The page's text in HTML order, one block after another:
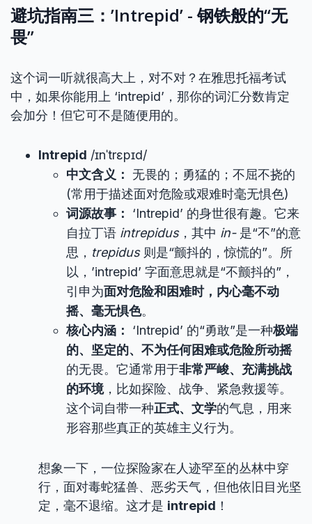
避坑指南三：’Intrepid’ - 钢铁般的“无
畏”
这个词一听就很高大上，对不对？在雅思托福考试
中，如果你能用上 ‘intrepid’，那你的词汇分数肯定
会加分！但它可不是随便用的。
Intrepid /ɪnˈtrɛpɪd/
中文含义：
无畏的；勇猛的；不屈不挠的
(常用于描述面对危险或艰难时毫无惧色)
词源故事：
‘Intrepid’ 的身世很有趣。它来
自拉丁语 intrepidus，其中 in-是“不”的意
思， trepidus则是“颤抖的，惊慌的”。所
以，’intrepid’ 字面意思就是“不颤抖的”，
引申为面对危险和困难时，内心毫不动
摇、毫无惧色。
核心内涵：
‘Intrepid’ 的“勇敢”是一种极端
的、坚定的、不为任何困难或危险所动摇
的无畏。它通常用于非常严峻、充满挑战
的环境，比如探险、战争、紧急救援等。
这个词自带一种正式、文学的气息，用来
形容那些真正的英雄主义行为。
想象一下，一位探险家在人迹罕至的丛林中穿
行，面对毒蛇猛兽、恶劣天气，但他依旧目光坚
定，毫不退缩。这才是 intrepid ！